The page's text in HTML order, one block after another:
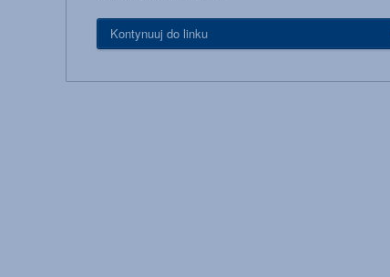
Kontynuuj do linku